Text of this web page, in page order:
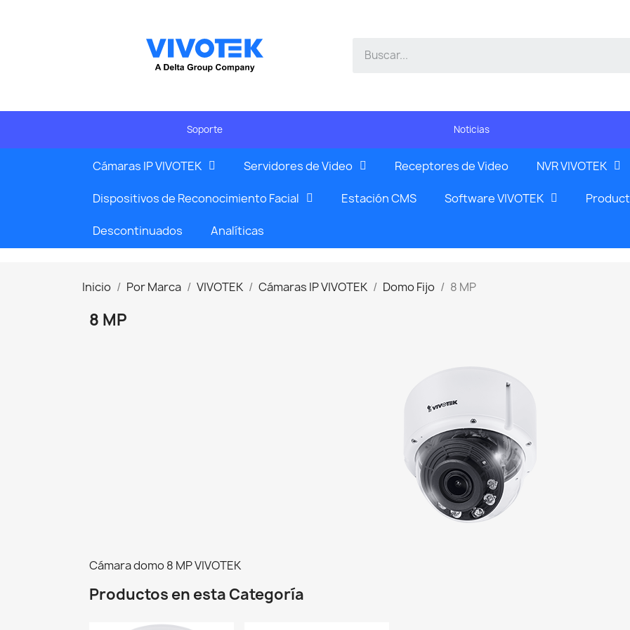
Soporte Noticias
Cámaras IP VIVOTEK Servidores de Video Receptores de Video NVR VIVOTEK
Dispositivos de Reconocimiento Facial Estación CMS Software VIVOTEK
Descontinuados Analíticas
Inicio Por Marca VIVOTEK Cámaras IP VIVOTEK Domo Fijo 8 MP
8 MP
Cámara domo 8 MP VIVOTEK
Productos en esta Categoría